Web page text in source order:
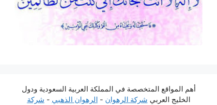
أهم المواقع المتخصصة في المملكة العربية السعودية ودول
الخليج العربي شركة الرهوان - الرهوان الذهبي - شركة